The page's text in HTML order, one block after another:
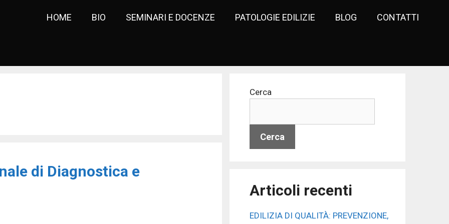
HOME BIO SEMINARI E DOCENZE PATOLOGIE EDILIZIE BLOG CONTATTI
di Diagnostica e
Cerca
Cerca
Articoli recenti
EDILIZIA DI QUALITÀ: PREVENZIONE,